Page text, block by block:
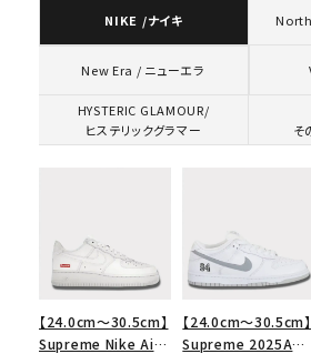
NIKE /ナイキ North
New Era / ニューエラ
HYSTERIC GLAMOUR/
ヒステリックグラマー
そ
【24.0cm～30.5cm】
Supreme Nike Air
【24.0cm～30.5cm】
Supreme 2025AW